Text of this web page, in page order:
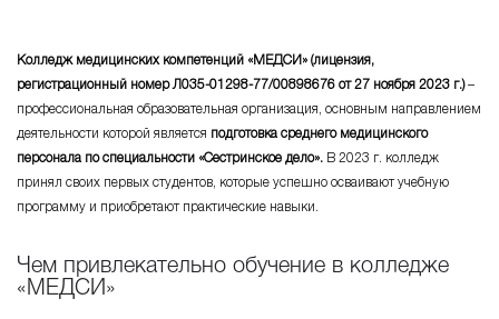
Колледж медицинских компетенций «МЕДСИ» (лицензия,
регистрационный номерЛ035-01298-77/00898676 от 27 ноября 2023 г.)–
профессиональная образовательная организация, основным направлением
деятельности которой является подготовка среднего медицинского
персонала по специальности «Сестринское дело». В 2023 г. колледж
принял своих первых студентов, которые успешно осваивают учебную
программу и приобретают практические навыки.
Чем привлекательно обучение в колледже
«МЕДСИ»